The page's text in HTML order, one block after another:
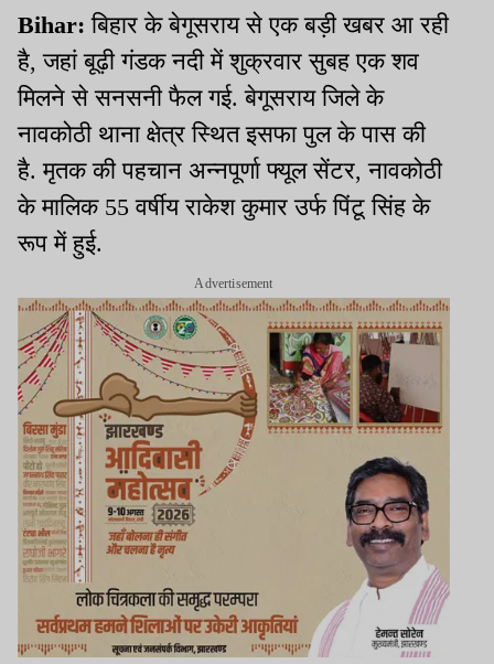
Bihar: बिहार के बेगूसराय से एक बड़ी खबर आ रही
है, जहां बूढ़ी गंडक नदी में शुक्रवार सुबह एक शव
मिलने से सनसनी फैल गई. बेगूसराय जिले के
नावकोठी थाना क्षेत्र स्थित इसफा पुल के पास की
है. मृतक की पहचान अन्नपूर्णा फ्यूल सेंटर, नावकोठी
के मालिक 55 वर्षीय राकेश कुमार उर्फ पिंटू सिंह के
रूप में हुई.
Advertisement